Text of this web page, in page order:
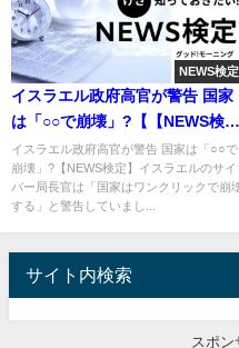
NEWS検定
イスラエル政府高官が警告 国家
は「○○で崩壊」?【【NEWS検
定】
イスラエル政府高官が警告 国家は「○○で
崩壊」?【NEWS検定】イスラエルのサイ
バー局長官は「国家はワンクリックで崩
する」と警告していまし...
サイト内検索
スポン